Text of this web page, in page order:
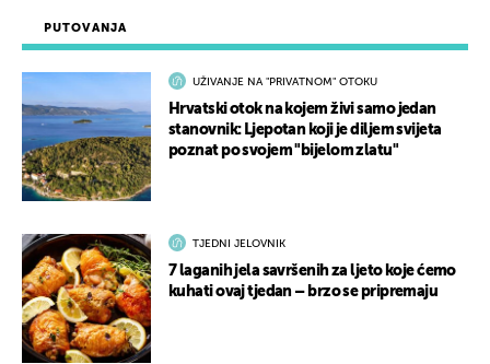
PUTOVANJA
UŽIVANJE NA "PRIVATNOM" OTOKU
Hrvatski otok na kojem živi samo jedan
stanovnik: Ljepotan koji je diljem svijeta
poznat po svojem "bijelom zlatu"
TJEDNI JELOVNIK
7 laganih jela savršenih za ljeto koje ćemo
kuhati ovaj tjedan – brzo se pripremaju